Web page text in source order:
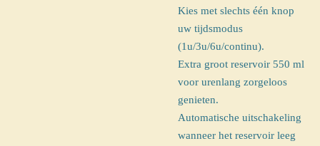
Kies met slechts één knop
uw tijdsmodus
(1u/3u/6u/continu).
Extra groot reservoir 550 ml
voor urenlang zorgeloos
genieten.
Automatische uitschakeling
wanneer het reservoir leeg